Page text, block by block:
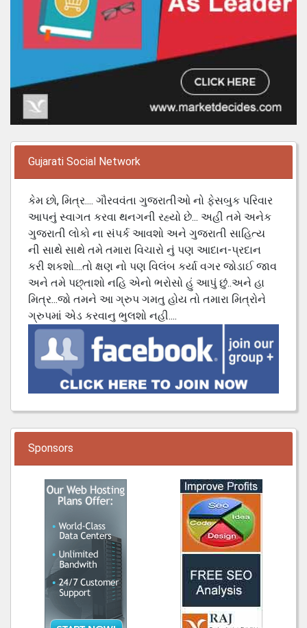
Gujarati Social Network
કેમ છો, મિત્ર.... ગૌરવવંતા ગુજરાતીઓ નો ફેસબુક પરિવાર
આપનું સ્વાગત કરવા થનગની રહ્યો છે... અહી તમે અનેક
ગુજરાતી લોકો ના સંપર્ક આવશો અને ગુજરાતી સાહિત્ય
ની સાથે સાથે તમે તમારા વિચારો નું પણ આદાન-પ્રદાન
કરી શકશો....તો ક્ષણ નો પણ વિલંબ કર્યા વગર જોડાઈ જાવ
અને તમે પછ્તાશો નહિ એનો ભરોસો હું આપું છું..અને હા
મિત્ર...જો તમને આ ગ્રુપ ગમતુ હોય તો તમારા મિત્રોને
ગ્રુપમાં એડ કરવાનુ ભુલશો નહી....
Sponsors